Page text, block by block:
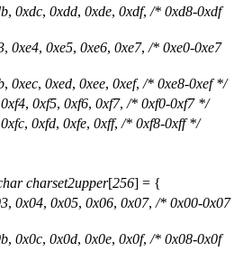
, 0xdc, 0xdd, 0xde, 0xdf, /* 0xd8-0xdf
, 0xe4, 0xe5, 0xe6, 0xe7, /* 0xe0-0xe7
, 0xec, 0xed, 0xee, 0xef, /* 0xe8-0xef */
0xf4, 0xf5, 0xf6, 0xf7, /* 0xf0-0xf7 */
0xfc, 0xfd, 0xfe, 0xff, /* 0xf8-0xff */
charset2upper[256] = {
, 0x04, 0x05, 0x06, 0x07, /* 0x00-0x07
, 0x0c, 0x0d, 0x0e, 0x0f, /* 0x08-0x0f